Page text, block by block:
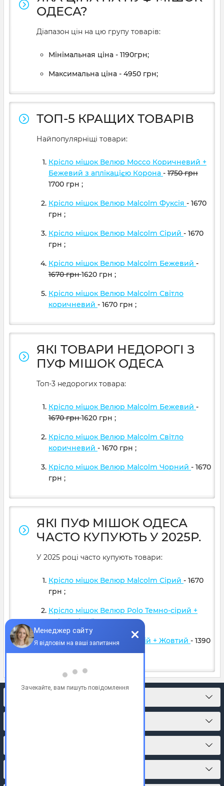
ОДЕСА?
Діапазон цін на цю групу товарів:
Мінімальная ціна - 1190грн;
Максимальна ціна - 4950 грн;
ТОП-5 КРАЩИХ ТОВАРІВ
Найпопулярніщі товари:
Крісло мішок Велюр Mocco Коричневий +
Бежевий з аплікацією Корона - 1750грн
1700 грн ;
Крісло мішок Велюр Malcolm Фуксія - 1670
грн ;
Крісло мішок Велюр Malcolm Сірий - 1670
грн ;
Крісло мішок Велюр Malcolm Бежевий -
1670грн1620 грн ;
Крісло мішок Велюр Malcolm Світло
коричневий - 1670 грн ;
ЯКІ ТОВАРИ НЕДОРОГІ З
ПУФ МІШОК ОДЕСА
Топ-3 недорогих товара:
Крісло мішок Велюр Malcolm Бежевий -
1670грн1620 грн ;
Крісло мішок Велюр Malcolm Світло
коричневий - 1670 грн ;
Крісло мішок Велюр Malcolm Чорний - 1670
грн ;
ЯКІ ПУФ МІШОК ОДЕСА
ЧАСТО КУПУЮТЬ У 2025Р.
У 2025 році часто купують товари:
Крісло мішок Велюр Malcolm Сірий - 1670
грн ;
Крісло мішок Велюр Polo Темно-сірий +
Світло сірий- 1599грн;
Крісло м'яч Оксфорд Синій + Жовтий - 1390
грн;